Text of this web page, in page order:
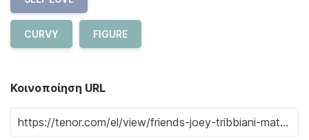
CURVY FIGURE
Κοινοποίηση URL